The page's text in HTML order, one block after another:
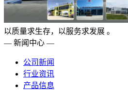
以质量求生存，以服务求发展 。
— 新闻中心 —
公司新闻
行业资讯
产品信息